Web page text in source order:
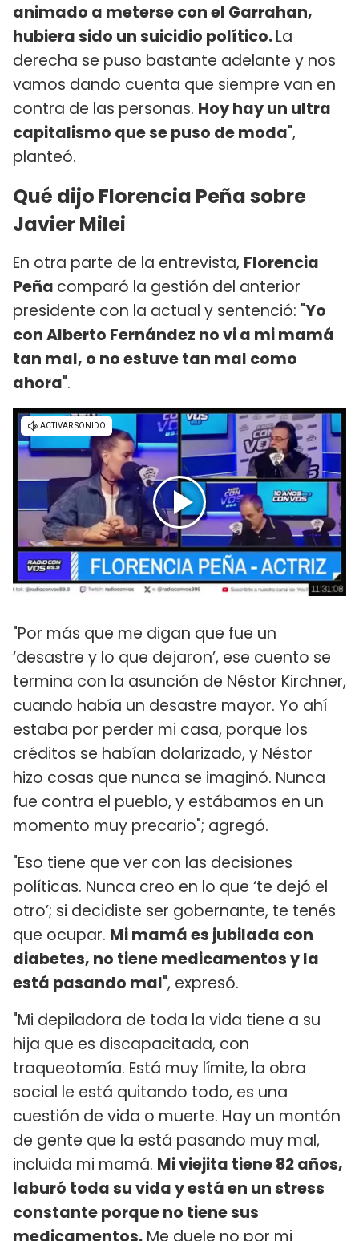
animado a meterse con el Garrahan,
hubiera sido un suicidio político.La
derecha se puso bastante adelante y nos
vamos dando cuenta que siempre van en
contra de las personas. Hoy hay un ultra
capitalismo que se puso de moda",
planteó.
Qué dijo Florencia Peña sobre
Javier Milei
En otra parte de la entrevista, Florencia
Peña comparó la gestión del anterior
presidente con la actual y sentenció: "Yo
con Alberto Fernández no vi a mi mamá
tan mal, o no estuve tan mal como
ahora".
"Por más que me digan que fue un
‘desastre y lo que dejaron’, ese cuento se
termina con la asunción de Néstor Kirchner,
cuando había un desastre mayor. Yo ahí
estaba por perder mi casa, porque los
créditos se habían dolarizado, y Néstor
hizo cosas que nunca se imaginó. Nunca
fue contra el pueblo, y estábamos en un
momento muy precario"; agregó.
"Eso tiene que ver con las decisiones
políticas. Nunca creo en lo que ‘te dejó el
otro’; si decidiste ser gobernante, te tenés
que ocupar. Mi mamá es jubilada con
diabetes, no tiene medicamentos y la
está pasando mal", expresó.
"Mi depiladora de toda la vida tiene a su
hija que es discapacitada, con
traqueotomía. Está muy límite, la obra
social le está quitando todo, es una
cuestión de vida o muerte. Hay un montón
de gente que la está pasando muy mal,
incluida mi mamá. Mi viejita tiene 82 años,
laburó toda su vida y está en un stress
constante porque no tiene sus
medicamentos. Me duele no por mi